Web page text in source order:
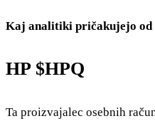
Kaj analitiki pričakujejo od
HP $HPQ
Ta proizvajalec osebnih